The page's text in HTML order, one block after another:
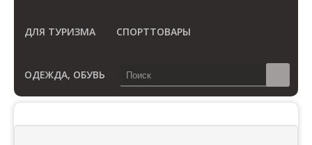
ДЛЯ ТУРИЗМА СПОРТТОВАРЫ
ОДЕЖДА, ОБУВЬ